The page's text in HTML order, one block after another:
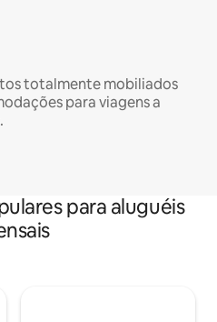
totalmente mobiliados
para viagens a
para aluguéis